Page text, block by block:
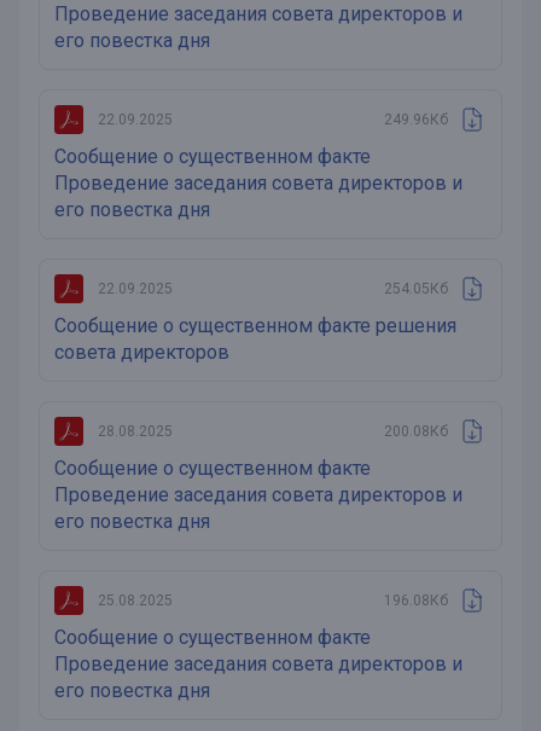
Проведение заседания совета директоров и
его повестка дня
22.09.2025 249.96Кб
Сообщение о существенном факте
Проведение заседания совета директоров и
его повестка дня
22.09.2025 254.05Кб
Сообщение о существенном факте решения
совета директоров
28.08.2025 200.08Кб
Сообщение о существенном факте
Проведение заседания совета директоров и
его повестка дня
25.08.2025 196.08Кб
Сообщение о существенном факте
Проведение заседания совета директоров и
его повестка дня